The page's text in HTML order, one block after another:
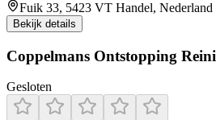
Fuik 33, 5423 VT Handel, Nederland
Bekijk details
Coppelmans Ontstopping
Gesloten